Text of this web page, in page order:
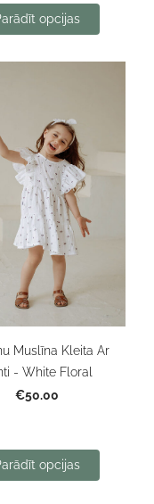
opcijas
Muslīna Kleita Ar
- White Floral
€50.00
opcijas